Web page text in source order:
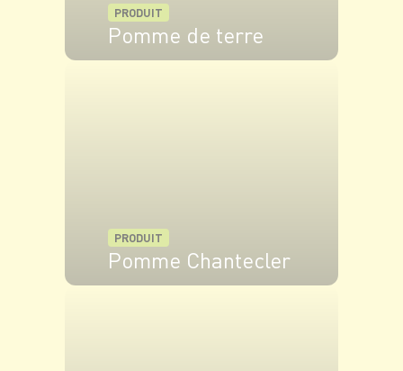
PRODUIT
Pomme de terre
PRODUIT
Pomme Chantecler